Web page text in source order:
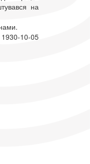
на
10-05